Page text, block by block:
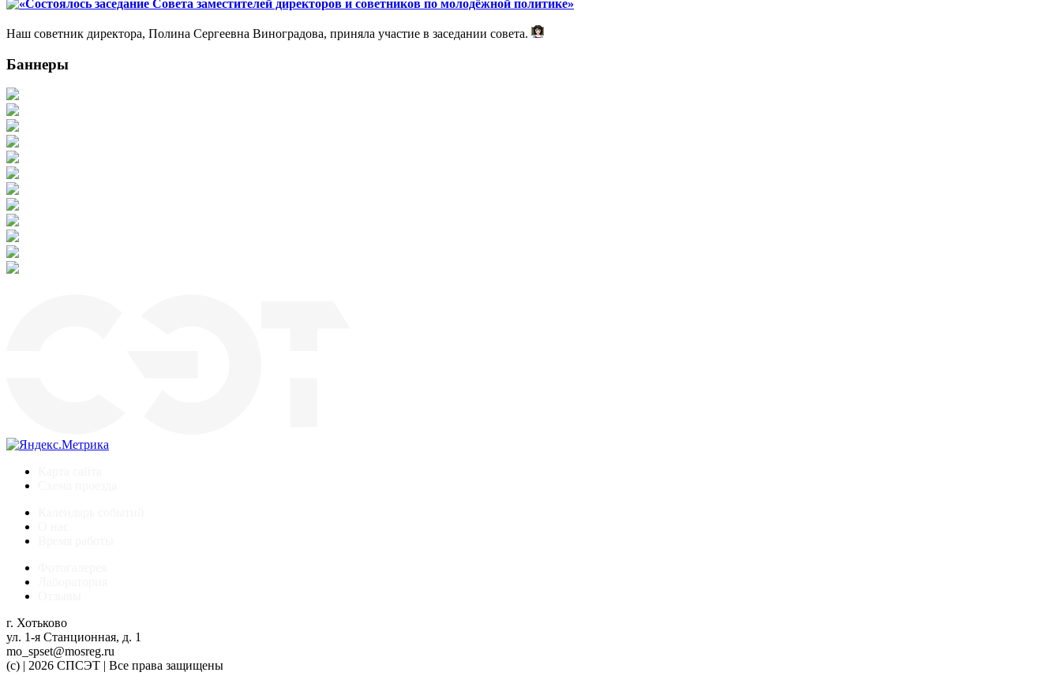
«Состоялось заседание Совета заместителей директоров и советников по молодёжной политике»
Наш советник директора, Полина Сергеевна Виноградова, приняла участие в заседании совета.
Баннеры
г. Хотьково
ул. 1-я Станционная, д. 1
mo_spset@mosreg.ru
(c) | 2026 СПСЭТ | Все права защищены